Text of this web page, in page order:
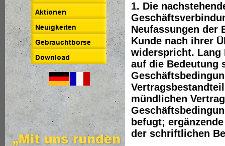
1. Die
Neufassungen der
Kunde nach ihrer
widerspricht. Lang
auf die Bedeutung
mündlichen
befugt;
der schriftlichen